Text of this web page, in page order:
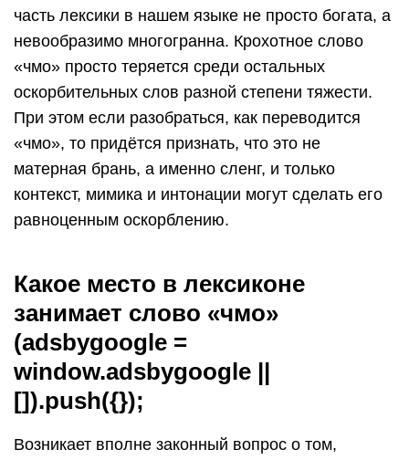
часть лексики в нашем языке не просто богата, а
невообразимо многогранна. Крохотное слово
«чмо» просто теряется среди остальных
оскорбительных слов разной степени тяжести.
При этом если разобраться, как переводится
«чмо», то придётся признать, что это не
матерная брань, а именно сленг, и только
контекст, мимика и интонации могут сделать его
равноценным оскорблению.
Какое место в лексиконе
занимает слово «чмо»
(adsbygoogle =
window.adsbygoogle ||
[]).push({});
Возникает вполне законный вопрос о том,